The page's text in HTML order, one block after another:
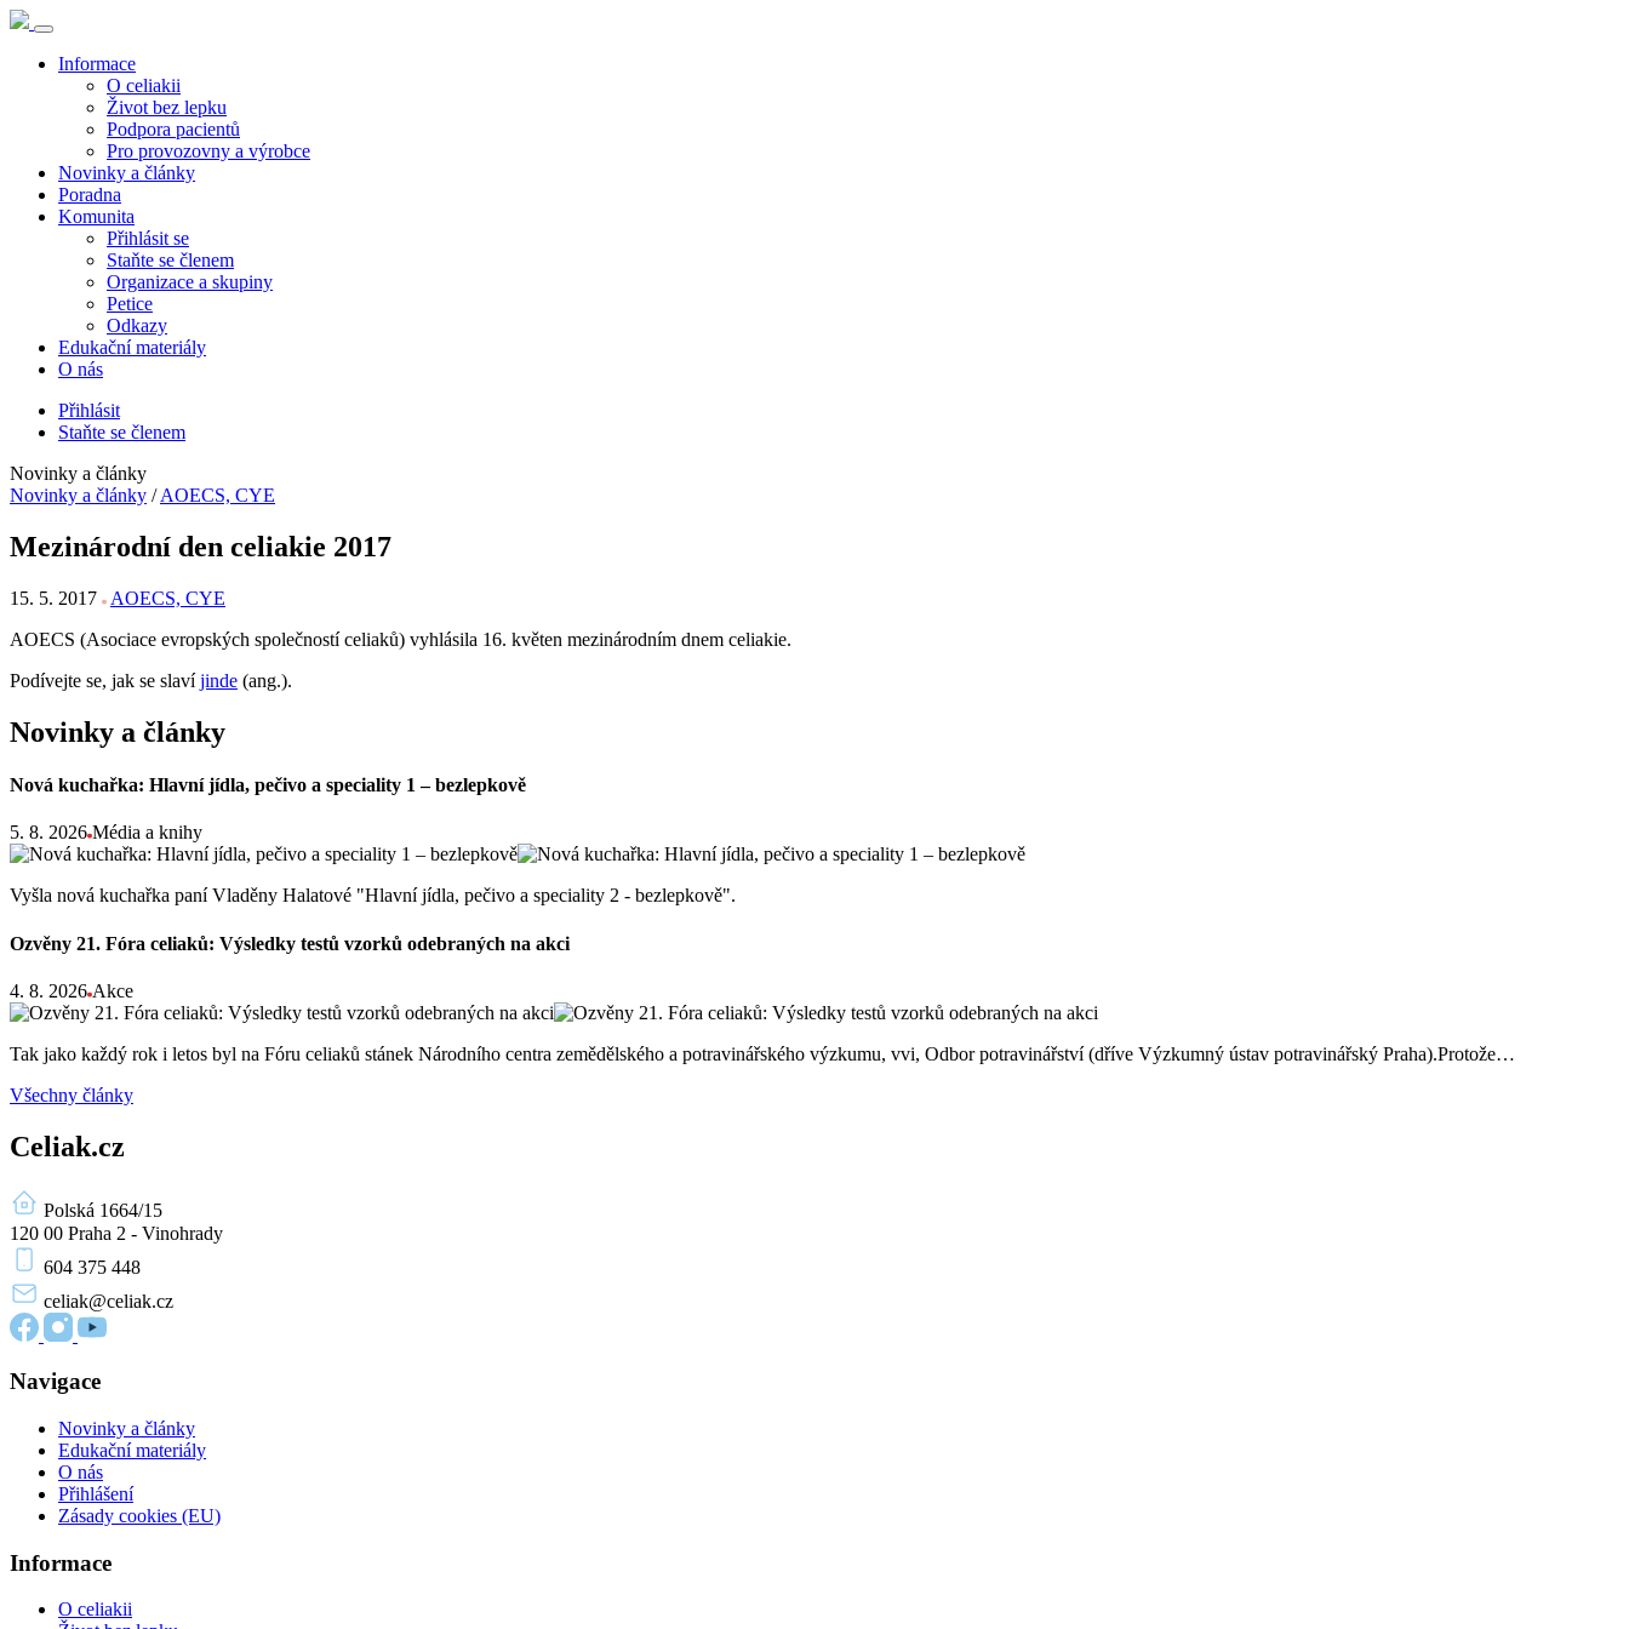
Informace
O celiakii
Život bez lepku
Podpora pacientů
Pro provozovny a výrobce
Novinky a články
Poradna
Komunita
Přihlásit se
Staňte se členem
Organizace a skupiny
Petice
Odkazy
Edukační materiály
O nás
Přihlásit
Staňte se členem
Novinky a články
Novinky a články / AOECS, CYE
Mezinárodní den celiakie 2017
15. 5. 2017
AOECS, CYE
AOECS (Asociace evropských společností celiaků) vyhlásila 16. květen mezinárodním dnem celiakie.
Podívejte se, jak se slavíjinde (ang.).
Novinky a články
Nová kuchařka: Hlavní jídla, pečivo a speciality 1 – bezlepkově
5. 8. 2026 Média a knihy
Vyšla nová kuchařka paní Vladěny Halatové "Hlavní jídla, pečivo a speciality 2 - bezlepkově".
Ozvěny 21. Fóra celiaků: Výsledky testů vzorků odebraných na akci
4. 8. 2026 Akce
Tak jako každý rok i letos byl na Fóru celiaků stánek Národního centra zemědělského a potravinářského výzkumu, vvi, Odbor potravinářství (dříve Výzkumný ústav potravinářský Praha).Protože…
Všechny články
Celiak.cz
Polská 1664/15
120 00 Praha 2 - Vinohrady
604 375 448
celiak@celiak.cz
Navigace
Novinky a články
Edukační materiály
O nás
Přihlášení
Zásady cookies (EU)
Informace
O celiakii